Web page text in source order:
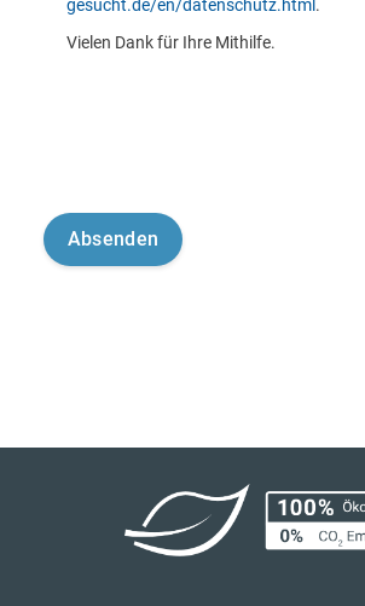
gesucht.de/en/datenschutz.html .
Vielen Dank für Ihre Mithilfe.